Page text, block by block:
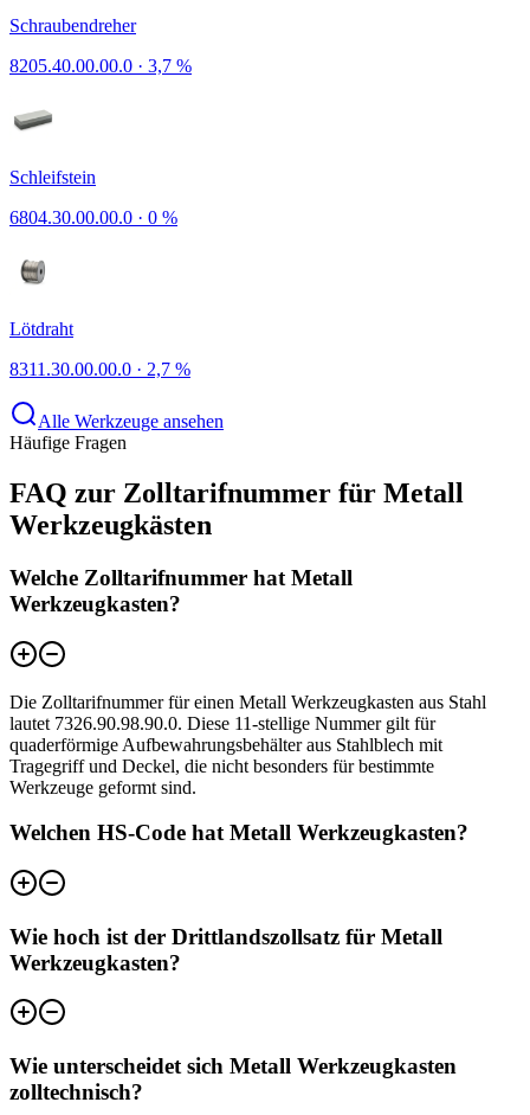
Schraubendreher
8205.40.00.00.0 · 3,7 %
Schleifstein
6804.30.00.00.0 · 0 %
Lötdraht
8311.30.00.00.0 · 2,7 %
Alle Werkzeuge ansehen
Häufige Fragen
FAQ zur Zolltarifnummer für Metall
Werkzeugkästen
Welche Zolltarifnummer hat Metall
Werkzeugkasten?
Die Zolltarifnummer für einen Metall Werkzeugkasten aus Stahl
lautet 7326.90.98.90.0. Diese 11-stellige Nummer gilt für
quaderförmige Aufbewahrungsbehälter aus Stahlblech mit
Tragegriff und Deckel, die nicht besonders für bestimmte
Werkzeuge geformt sind.
Welchen HS-Code hat Metall Werkzeugkasten?
Wie hoch ist der Drittlandszollsatz für Metall
Werkzeugkasten?
Wie unterscheidet sich Metall Werkzeugkasten
zolltechnisch?